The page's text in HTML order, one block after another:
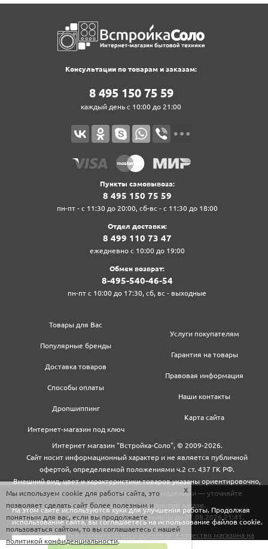
Консультации по товарам и заказам:
8‍ 4‍9‍5‍ 1‍5‍0‍ 7‍5‍ 5‍9‍
каждый день с 10:00 до 21:00
Пункты самовывоза:
8‍ 4‍9‍5‍ 1‍5‍0‍ 7‍5‍ 5‍9‍
пн-пт - с 11:30 до 20:00, сб-вс - с 11:30 до 18:00
Отдел доставки:
8‍ 4‍9‍9‍ 1‍1‍0‍ 7‍3‍ 4‍7‍
ежедневно с 10:00 до 19:00
Обмен возврат:
8‍-4‍9‍5‍-5‍4‍0‍-4‍6‍-5‍4‍
пн-пт с 10:00 до 17:30, сб, вс - выходные
Товары для Вас
Популярные бренды
Доставка товаров
Способы оплаты
Дропшиппинг
Интернет-магазин под ключ
Услуги покупателям
Гарантия на товары
Правовая информация
Наши контакты
Карта сайта
Интернет магазин "Встройка-Соло", © 2009-2026.
Сайт носит информационный характер и не является публичной
офертой, определяемой положениями ч.2 ст. 437 ГК РФ.
Внешний вид, цвет и характеристики товаров указаны ориентировочно,
могут не совпадать с обновленными моделями — уточняйте
информацию у менеджеров при заказе.
Цены и условия доставки действительны до 07.08.2026 21:41.
На этом сайте используются куки для улучшения работы. Продолжая
использование сайта, вы соглашаетесь на использование файлов cookie.
Мы используем cookie для работы сайта, это
позволяет сделать сайт более полезным и
понятным для вас, если вы продолжаете
пользоваться сайтом, то вы соглашаетесь с нашей
политикой конфиденциальности.